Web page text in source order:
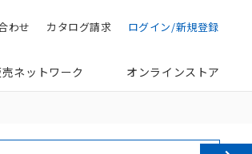
ログイン/新規登録
カタログ請求
わせ
ネットワーク オンラインストア